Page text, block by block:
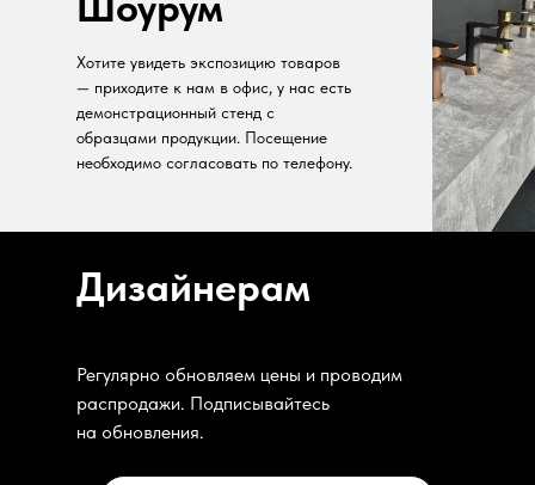
Хотите увидеть экспозицию товаров
— приходите к нам в офис, у нас есть
демонстрационный стенд с
образцами продукции. Посещение
необходимо согласовать по телефону.
Дизайнерам
Регулярно обновляем цены и проводим
распродажи. Подписывайтесь
на обновления.